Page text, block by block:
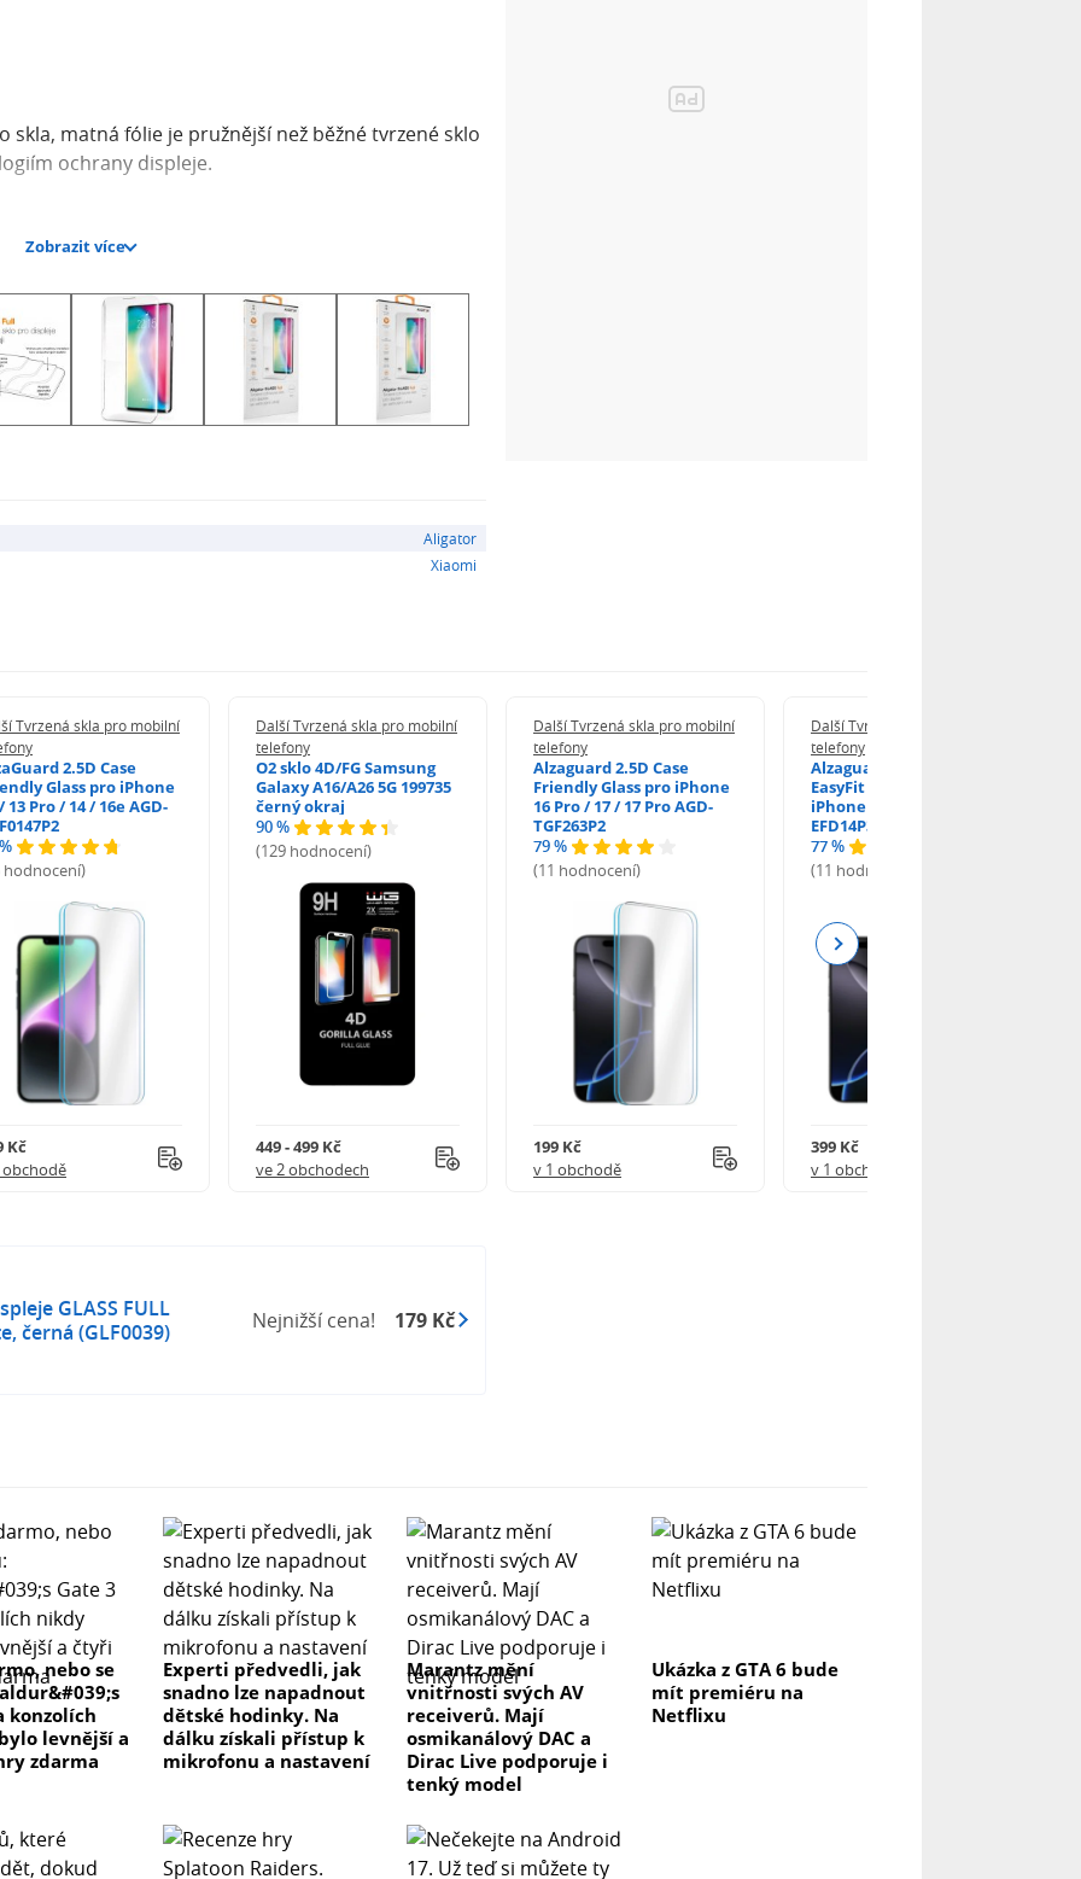
matná fólie je pružnější než běžné tvrzené sklo
ochrany displeje.
tenčí a lehčí než typické výrobky z tvrzeného skla
chráněn před poškrábáním a poškozením.
citlivosti na dotek.
redukuje nepříjemné odlesky na displeji pro
mastnotu a nečistoty, snižuje otisky prstů a
se vyrábí v Německu pomocí nejnovější laserové
kvality.
Premium kompatibilní s Nokia 7.2, hadřík z
odstraňovač prachu, 3 lepicí proužky, návod k
Zobrazit více
Aligator
Xiaomi
Tvrzená skla pro mobilní
2.5D Case
Glass pro iPhone
13 Pro / 14 / 16e AGD-
hodnocení)
Kč
obchodě
Další Tvrzená skla pro mobilní
telefony
O2 sklo 4D/FG Samsung
Galaxy A16/A26 5G 199735
černý okraj
90 %
(129 hodnocení)
449 - 499 Kč
ve 2 obchodech
Další Tvrzená skla pro mobilní
telefony
Alzaguard 2.5D Case
Friendly Glass pro iPhone
16 Pro / 17 / 17 Pro AGD-
TGF263P2
79 %
(11 hodnocení)
199 Kč
v 1 obchodě
Další Tvrzená skla pro mobilní
telefony
Alzaguard 2.5D Glass
EasyFit DustFree pro
iPhone 16 Pro / 17 AGD-
EFD14P3
77 %
(11 hodnocení)
399 Kč
v 1 obchodě
Next
GLASS FULL
černá (GLF0039)
Nejnižší cena! 179 Kč
nebo se
konzolích
levnější a
zdarma
Experti předvedli, jak
snadno lze napadnout
dětské hodinky. Na
dálku získali přístup k
mikrofonu a nastavení
Marantz mění
vnitřnosti svých AV
receiverů. Mají
osmikanálový DAC a
Dirac Live podporuje i
tenký model
Ukázka z GTA 6 bude
mít premiéru na
Netflixu